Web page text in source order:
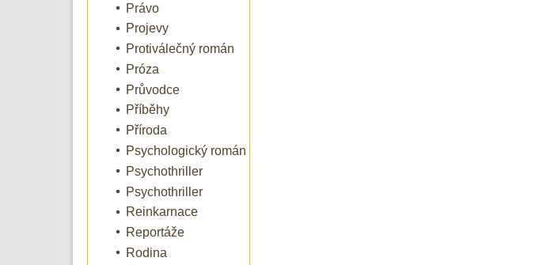
Právo
Projevy
Protiválečný román
Próza
Průvodce
Příběhy
Příroda
Psychologický román
Psychothriller
Psychothriller
Reinkarnace
Reportáže
Rodina